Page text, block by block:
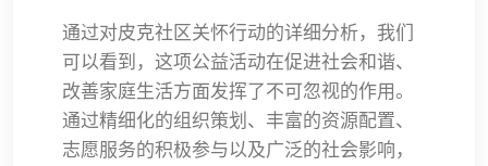
通过对皮克社区关怀行动的详细分析，我们
可以看到，这项公益活动在促进社会和谐、
改善家庭生活方面发挥了不可忽视的作用。
通过精细化的组织策划、丰富的资源配置、
志愿服务的积极参与以及广泛的社会影响，